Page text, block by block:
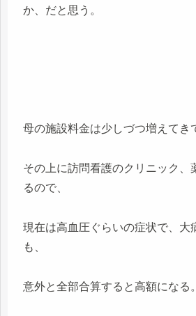
か、だと思う。
母の施設料金は少しづつ増えてき
その上に訪問看護のクリニック、
るので、
現在は高血圧ぐらいの症状で、大
も、
意外と全部合算すると高額になる。